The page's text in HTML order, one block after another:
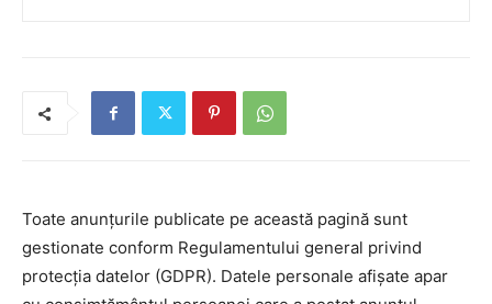
Toate anunțurile publicate pe această pagină sunt
gestionate conform Regulamentului general privind
protecția datelor (GDPR). Datele personale afișate apar